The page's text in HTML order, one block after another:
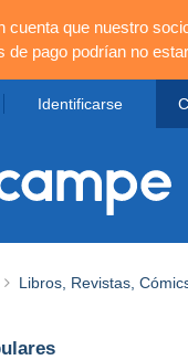
cuenta que nuestro
de pago podrían no
Identificarse
Libros, Revistas,